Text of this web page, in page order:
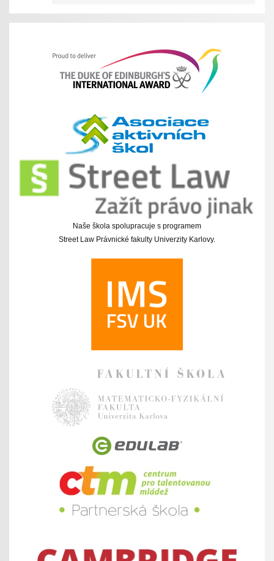
Naše škola spolupracuje s programem
Street Law Právnické fakulty Univerzity Karlovy.